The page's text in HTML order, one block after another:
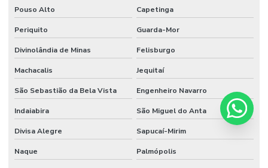
Pouso Alto Capetinga
Periquito Guarda-Mor
Divinolândia de Minas Felisburgo
Machacalis Jequitaí
São Sebastião da Bela Vista Engenheiro Navarro
Indaiabira São Miguel do Anta
Divisa Alegre Sapucaí-Mirim
Naque Palmópolis